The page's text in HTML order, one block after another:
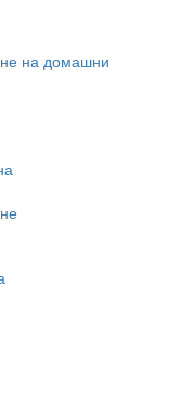
на домашни